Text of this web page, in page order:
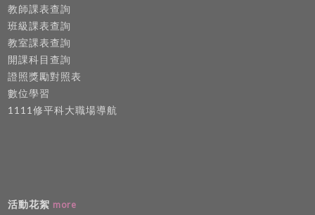
教師課表查詢
班級課表查詢
教室課表查詢
開課科目查詢
證照獎勵對照表
數位學習
1111修平科大職場導航
活動花絮 more